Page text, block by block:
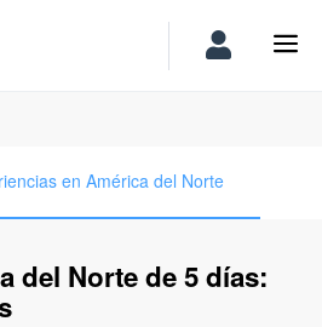
en América del Norte
del Norte de 5 días: